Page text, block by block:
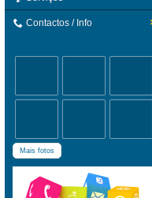
Contactos / Info
Mais fotos